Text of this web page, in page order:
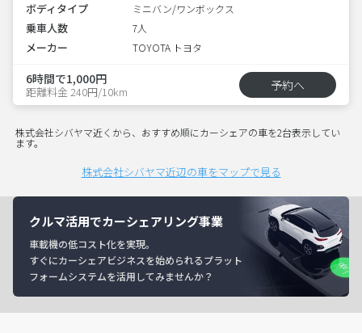
ボディタイプ ミニバン/ワンボックス
乗車人数 7人
メーカー TOYOTA トヨタ
6時間で1,000円
距離料金 240円/10km 予約へ
株式会社シバヤマ近くから、おすすめ順にカーシェアの車を2台表示してい
ます。
株式会社シバヤマ近辺の車をマップで見る
クルマ活用でカーシェアリング事業
車載機の低コスト化を実現。
すぐにカーシェアビジネスを始められるプラット
フォームシステムを活用してみませんか？